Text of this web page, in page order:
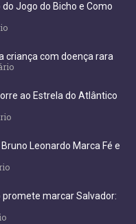
Jogo do Bicho e Como
criança com doença rara
ao Estrela do Atlântico
Leonardo Marca Fé e
promete marcar Salvador: